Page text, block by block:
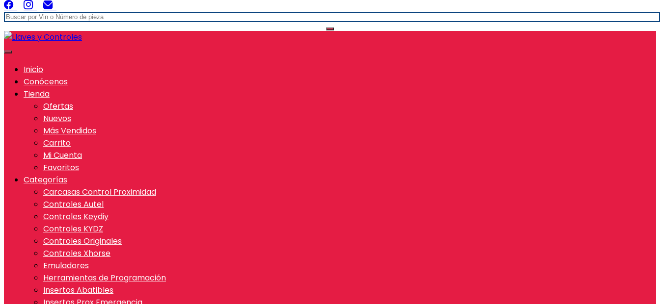
Inicio
Conócenos
Tienda
Ofertas
Nuevos
Más Vendidos
Carrito
Mi Cuenta
Favoritos
Categorías
Carcasas Control Proximidad
Controles Autel
Controles Keydiy
Controles KYDZ
Controles Originales
Controles Xhorse
Emuladores
Herramientas de Programación
Insertos Abatibles